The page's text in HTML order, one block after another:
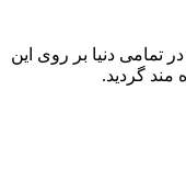
43000 زمین گلف در تمامی دنیا بر روی این
مند گردید.